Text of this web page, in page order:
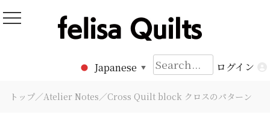
to
Felisa Quilts
パッチワークキルト Felisa Quilts
Japanese ▼
検
索:
ログイン
トップ／Atelier Notes／Cross Quilt block クロスのパターン